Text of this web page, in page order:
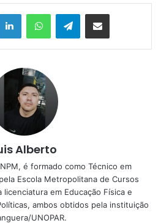
Telegram
Alberto
é formado como Técnico em
Escola Metropolitana de Cursos
licenciatura em Educação Física e
ambos obtidos pela instituição
UNOPAR.